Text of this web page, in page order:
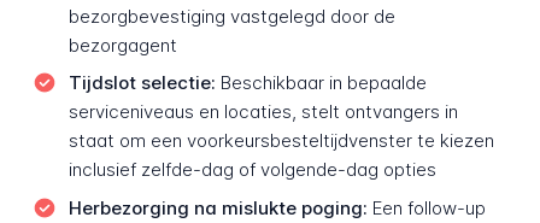
bezorgbevestiging vastgelegd door de
bezorgagent
Tijdslot selectie: Beschikbaar in bepaalde
serviceniveaus en locaties, stelt ontvangers in
staat om een voorkeursbesteltijdvenster te kiezen
inclusief zelfde-dag of volgende-dag opties
Herbezorging na mislukte poging: Een follow-up